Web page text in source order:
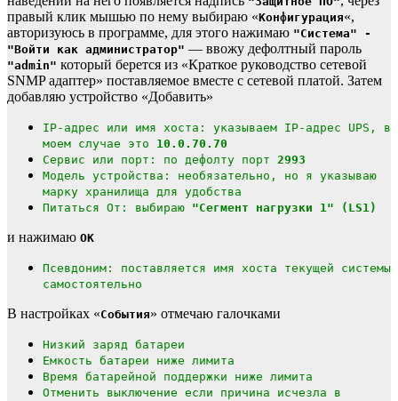
правый клик мышью по нему выбираю «Конфигурация«,
авторизуюсь в программе, для этого нажимаю "Система" -
"Войти как администратор" — ввожу дефолтный пароль
"admin" который берется из «Краткое руководство сетевой
SNMP адаптер» поставляемое вместе с сетевой платой. Затем
добавляю устройство «Добавить»
IP-адрес или имя хоста: указываем IP-адрес UPS, в
моем случае это 10.0.70.70
Сервис или порт: по дефолту порт 2993
Модель устройства: необязательно, но я указываю
марку хранилища для удобства
Питаться От: выбираю "Сегмент нагрузки 1" (LS1)
и нажимаю OK
Псевдоним: поставляется имя хоста текущей системы
самостоятельно
В настройках «События» отмечаю галочками
Низкий заряд батареи
Емкость батареи ниже лимита
Время батарейной поддержки ниже лимита
Отменить выключение если причина исчезла в